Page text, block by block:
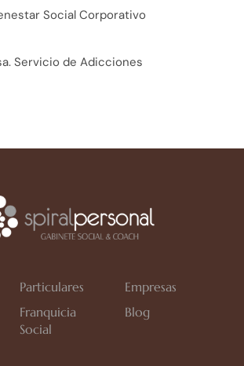
Social Corporativo
Servicio de Adicciones
Particulares
Empresas
Franquicia
Social
Blog